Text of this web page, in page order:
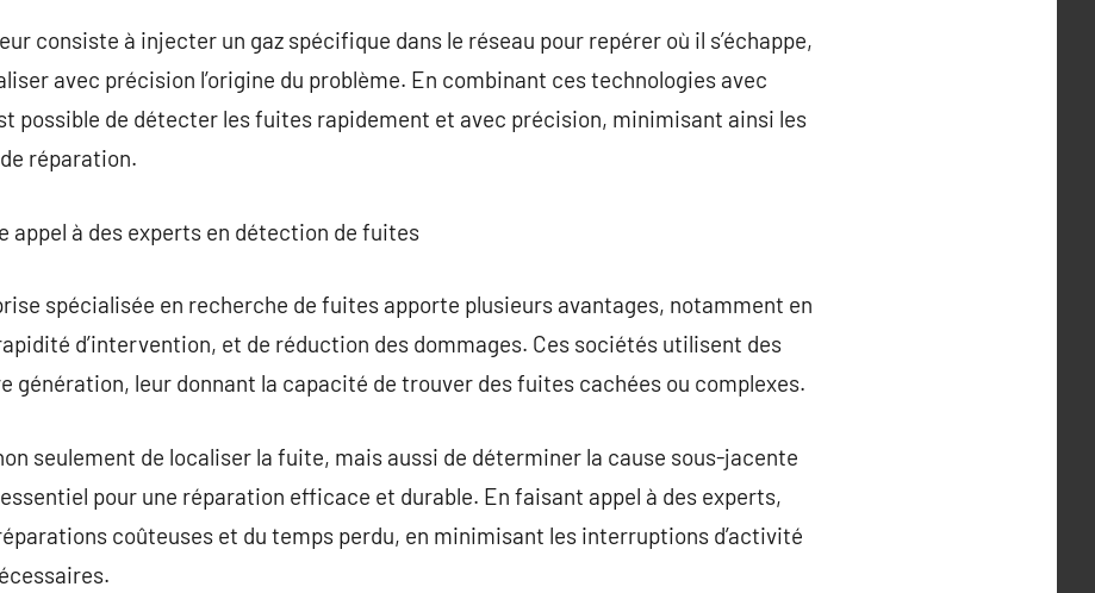
consiste à injecter un gaz spécifique dans le réseau pour repérer où il s’échappe,
avec précision l’origine du problème. En combinant ces technologies avec
possible de détecter les fuites rapidement et avec précision, minimisant ainsi les
réparation.
appel à des experts en détection de fuites
spécialisée en recherche de fuites apporte plusieurs avantages, notamment en
d’intervention, et de réduction des dommages. Ces sociétés utilisent des
génération, leur donnant la capacité de trouver des fuites cachées ou complexes.
seulement de localiser la fuite, mais aussi de déterminer la cause sous-jacente
pour une réparation efficace et durable. En faisant appel à des experts,
coûteuses et du temps perdu, en minimisant les interruptions d’activité